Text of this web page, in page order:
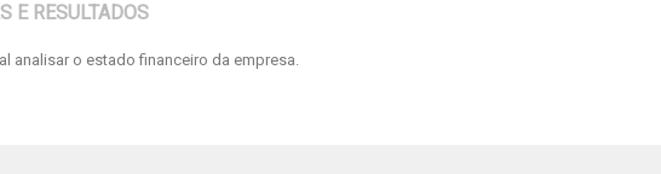
E RESULTADOS
analisar o estado financeiro da empresa.